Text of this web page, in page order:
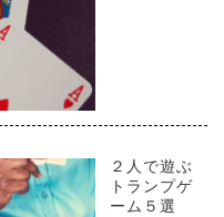
２人で遊ぶ
トランプゲ
ーム５選